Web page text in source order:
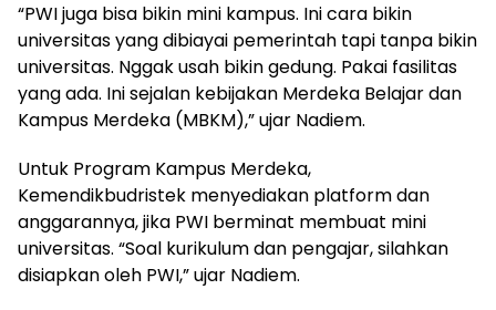
“PWI juga bisa bikin mini kampus. Ini cara bikin
universitas yang dibiayai pemerintah tapi tanpa bikin
universitas. Nggak usah bikin gedung. Pakai fasilitas
yang ada. Ini sejalan kebijakan Merdeka Belajar dan
Kampus Merdeka (MBKM),” ujar Nadiem.
Untuk Program Kampus Merdeka,
Kemendikbudristek menyediakan platform dan
anggarannya, jika PWI berminat membuat mini
universitas. “Soal kurikulum dan pengajar, silahkan
disiapkan oleh PWI,” ujar Nadiem.